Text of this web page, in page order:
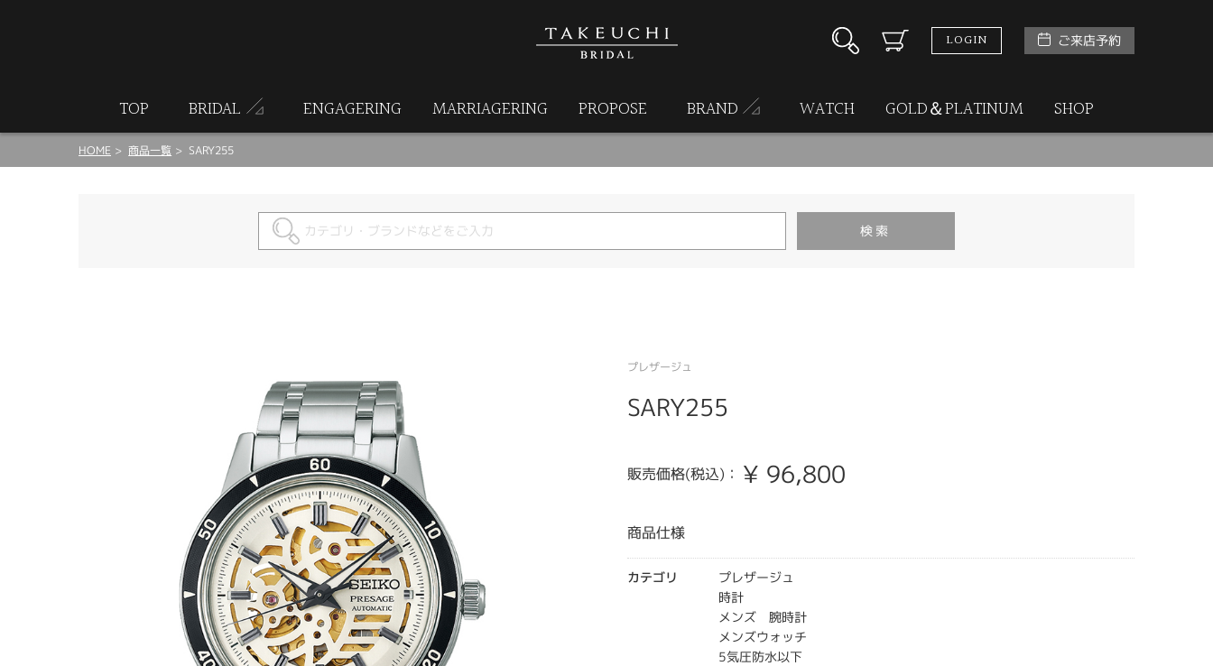
LOGIN ご来店予約
TOP BRIDAL ENGAGERING MARRIAGERING PROPOSE BRAND WATCH GOLD＆PLATINUM SHOP
HOME 商品一覧 SARY255
プレザージュ
SARY255
販売価格(税込)： ¥ 96,800
商品仕様
カテゴリ
プレザージュ
時計
メンズ 腕時計
メンズウォッチ
5気圧防水以下